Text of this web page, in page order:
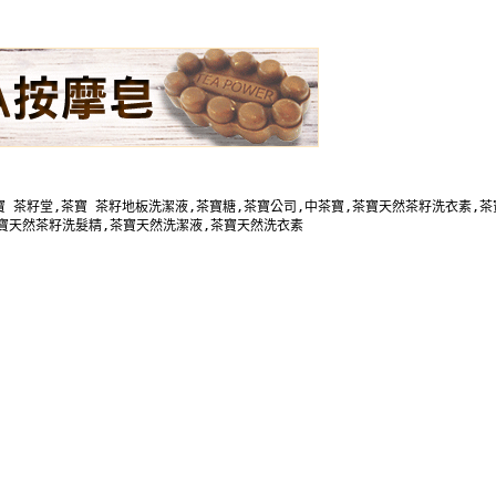
籽堂,茶寶 茶籽地板洗潔液,茶寶糖,茶寶公司,中茶寶,茶寶天然茶籽洗衣素,
然茶籽洗髮精,茶寶天然洗潔液,茶寶天然洗衣素